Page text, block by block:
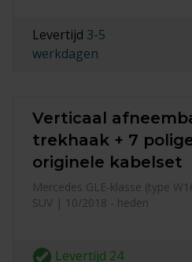
Levertijd 3-5
werkdagen
Verticaal
trekhaak + 7
originele kabelset
Mercedes GLE-klasse (type
SUV | 10/2018 - heden
Levertijd 24